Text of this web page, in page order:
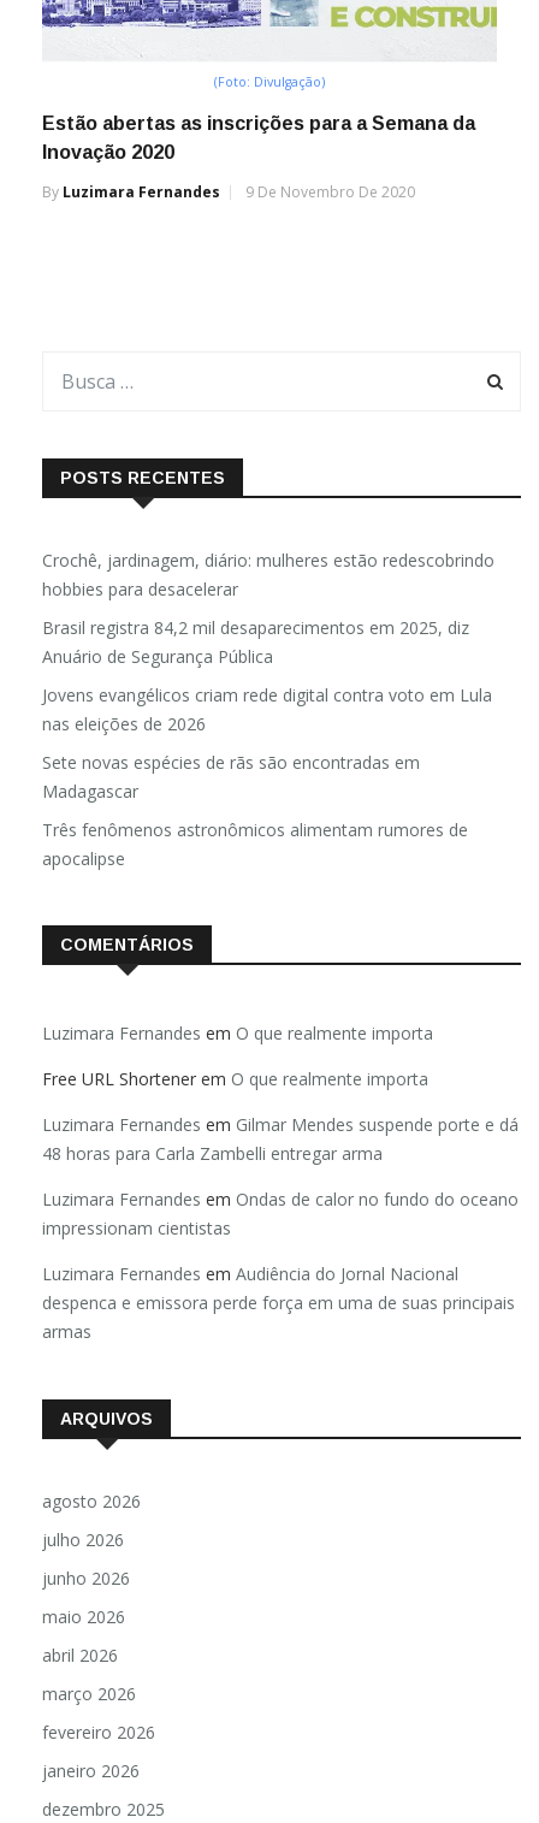
(Foto: Divulgação)
Estão abertas as inscrições para a Semana da
Inovação 2020
By Luzimara Fernandes 9 De Novembro De 2020
POSTS RECENTES
Crochê, jardinagem, diário: mulheres estão redescobrindo
hobbies para desacelerar
Brasil registra 84,2 mil desaparecimentos em 2025, diz
Anuário de Segurança Pública
Jovens evangélicos criam rede digital contra voto em Lula
nas eleições de 2026
Sete novas espécies de rãs são encontradas em
Madagascar
Três fenômenos astronômicos alimentam rumores de
apocalipse
COMENTÁRIOS
Luzimara Fernandes em O que realmente importa
Free URL Shortener em O que realmente importa
Luzimara Fernandes em Gilmar Mendes suspende porte e dá
48 horas para Carla Zambelli entregar arma
Luzimara Fernandes em Ondas de calor no fundo do oceano
impressionam cientistas
Luzimara Fernandes em Audiência do Jornal Nacional
despenca e emissora perde força em uma de suas principais
armas
ARQUIVOS
agosto 2026
julho 2026
junho 2026
maio 2026
abril 2026
março 2026
fevereiro 2026
janeiro 2026
dezembro 2025